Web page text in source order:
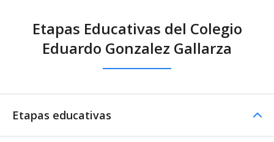
Etapas Educativas del Colegio
Eduardo Gonzalez Gallarza
Etapas educativas